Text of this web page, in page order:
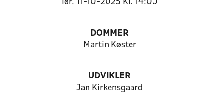
lør. 11-10-2025 Kl. 14:00
DOMMER
Martin Køster
UDVIKLER
Jan Kirkensgaard